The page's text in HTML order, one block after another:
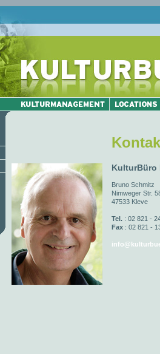
KulturBüro
Bruno Schmitz
Nimweger Str.
47533 Kleve
Tel. : 02 821 -
Fax : 02 821 -